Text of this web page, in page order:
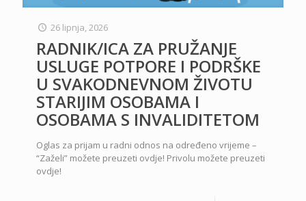
26 lipnja, 2026
RADNIK/ICA ZA PRUŽANJE
USLUGE POTPORE I PODRŠKE
U SVAKODNEVNOM ŽIVOTU
STARIJIM OSOBAMA I
OSOBAMA S INVALIDITETOM
Oglas za prijam u radni odnos na određeno vrijeme –
“Zaželi” možete preuzeti ovdje! Privolu možete preuzeti
ovdje!